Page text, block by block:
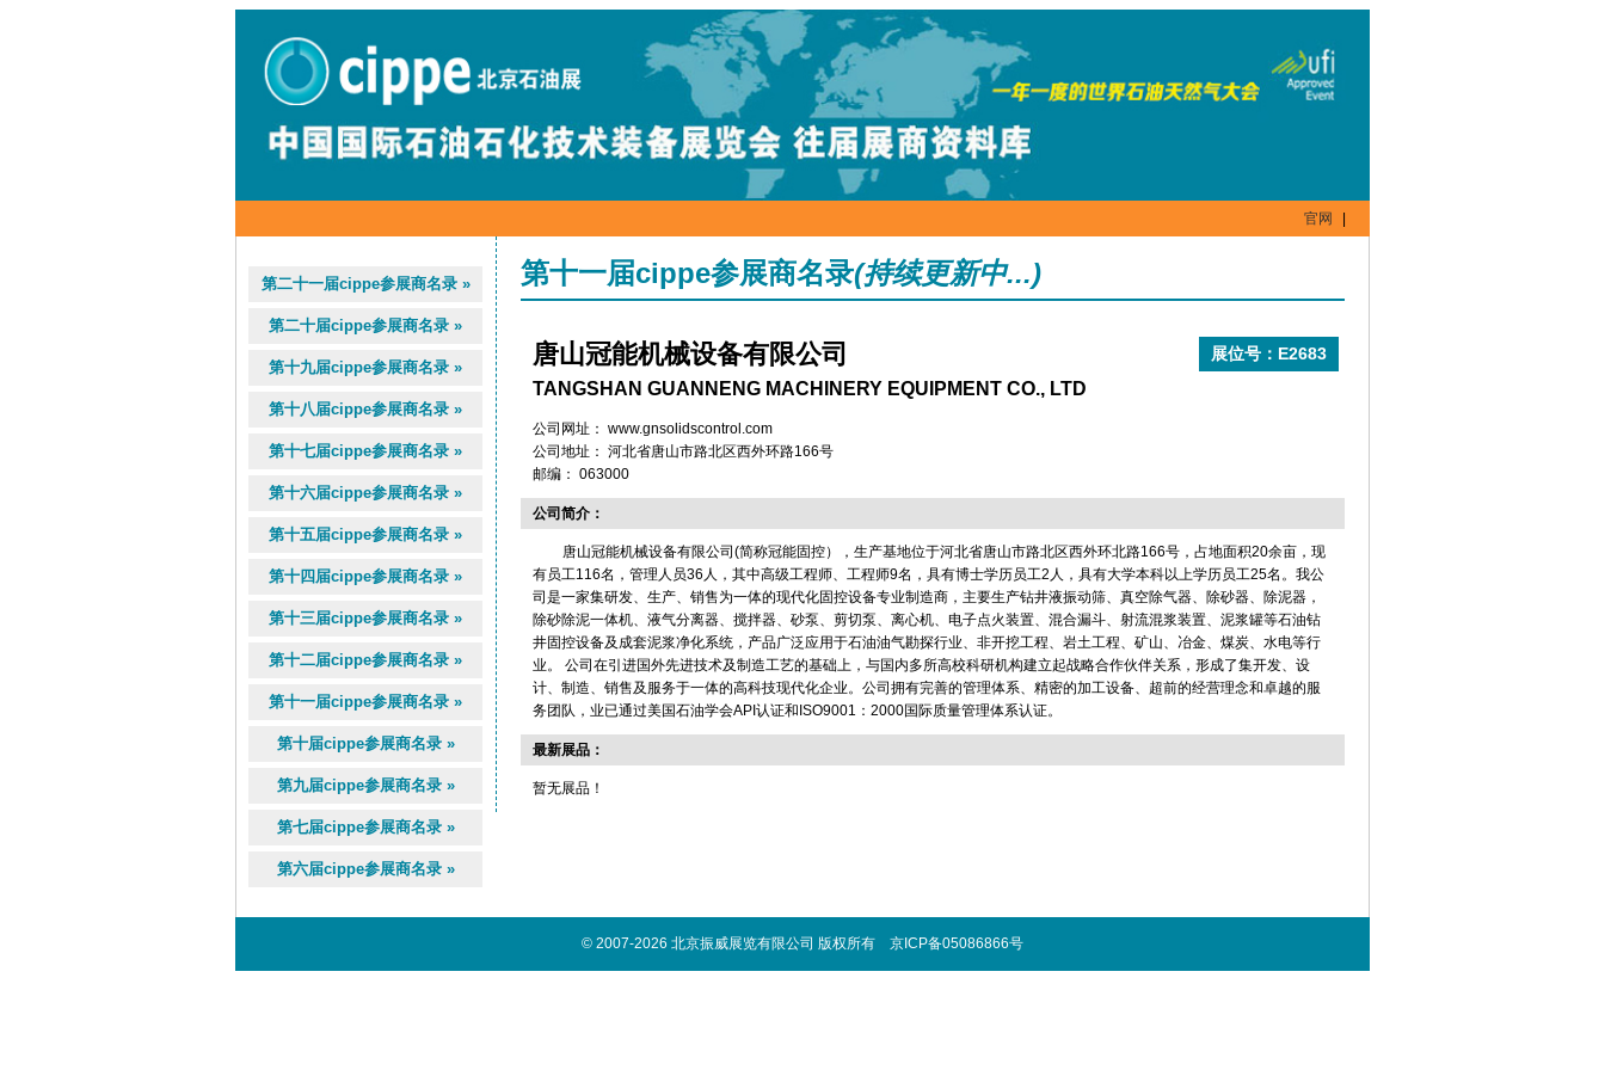
官网
第二十一届cippe参展商名录 »
第二十届cippe参展商名录 »
第十九届cippe参展商名录 »
第十八届cippe参展商名录 »
第十七届cippe参展商名录 »
第十六届cippe参展商名录 »
第十五届cippe参展商名录 »
第十四届cippe参展商名录 »
第十三届cippe参展商名录 »
第十二届cippe参展商名录 »
第十一届cippe参展商名录 »
第十届cippe参展商名录 »
第九届cippe参展商名录 »
第七届cippe参展商名录 »
第六届cippe参展商名录 »
第十一届cippe参展商名录(持续更新中...)
唐山冠能机械设备有限公司
TANGSHAN GUANNENG MACHINERY EQUIPMENT CO., LTD
展位号：E2683
公司网址： www.gnsolidscontrol.com
公司地址： 河北省唐山市路北区西外环路166号
邮编： 063000
公司简介：
唐山冠能机械设备有限公司(简称冠能固控），生产基地位于河北省唐山市路北区西外环北路166号，占地面积20余亩，现
有员工116名，管理人员36人，其中高级工程师、工程师9名，具有博士学历员工2人，具有大学本科以上学历员工25名。我公
司是一家集研发、生产、销售为一体的现代化固控设备专业制造商，主要生产钻井液振动筛、真空除气器、除砂器、除泥器，
除砂除泥一体机、液气分离器、搅拌器、砂泵、剪切泵、离心机、电子点火装置、混合漏斗、射流混浆装置、泥浆罐等石油钻
井固控设备及成套泥浆净化系统，产品广泛应用于石油油气勘探行业、非开挖工程、岩土工程、矿山、冶金、煤炭、水电等行
业。 公司在引进国外先进技术及制造工艺的基础上，与国内多所高校科研机构建立起战略合作伙伴关系，形成了集开发、设
计、制造、销售及服务于一体的高科技现代化企业。公司拥有完善的管理体系、精密的加工设备、超前的经营理念和卓越的服
务团队，业已通过美国石油学会API认证和ISO9001：2000国际质量管理体系认证。
最新展品：
暂无展品！
© 2007-2026 北京振威展览有限公司 版权所有 京ICP备05086866号